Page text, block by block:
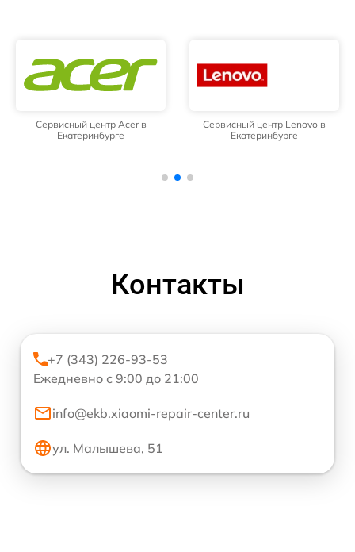
Сервисный центр Acer в
Екатеринбурге
Сервисный центр Lenovo в
Екатеринбурге
Контакты
+7 (343) 226-93-53
Ежедневно с 9:00 до 21:00
info@ekb.xiaomi-repair-center.ru
ул. Малышева, 51